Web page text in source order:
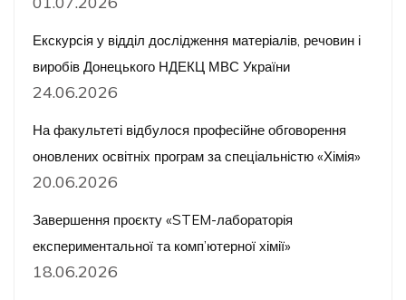
Екскурсія у відділ дослідження матеріалів, речовин і
виробів Донецького НДЕКЦ МВС України
24.06.2026
На факультеті відбулося професійне обговорення
оновлених освітніх програм за спеціальністю «Хімія»
20.06.2026
Завершення проєкту «STEM-лабораторія
експериментальної та комп’ютерної хімії»
18.06.2026